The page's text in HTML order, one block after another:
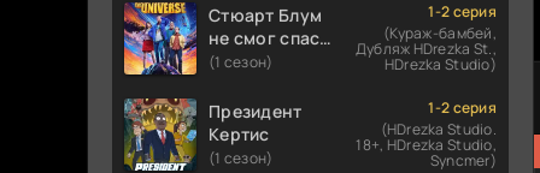
Стюарт Блум
не смог спасти
вселенную
(1 сезон)
1-2 серия
(Кураж-бамбей,
Дубляж HDrezka St.,
HDrezka Studio)
Президент
Кертис
(1 сезон)
1-2 серия
(HDrezka Studio.
18+, HDrezka Studio,
Syncmer)